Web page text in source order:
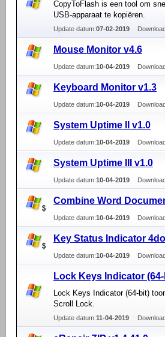
CopyToFlash is een tool om
USB-apparaat te kopiëren.
Update datum:07-02-2019
Mouse Monitor v4.6
Update datum:10-04-2019
Keyboard Monitor v1.3
Update datum:10-04-2019
System Uptime II v1.0
Update datum:10-04-2019
System Uptime III v1.0
Update datum:10-04-2019
Combine Word
Update datum:10-04-2019
Key Status Indicator
Update datum:10-04-2019
Lock Keys Indicator
Lock Keys Indicator (64-bit)
Scroll Lock.
Update datum:11-04-2019